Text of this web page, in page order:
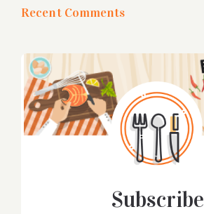
Recent Comments
Subscribe